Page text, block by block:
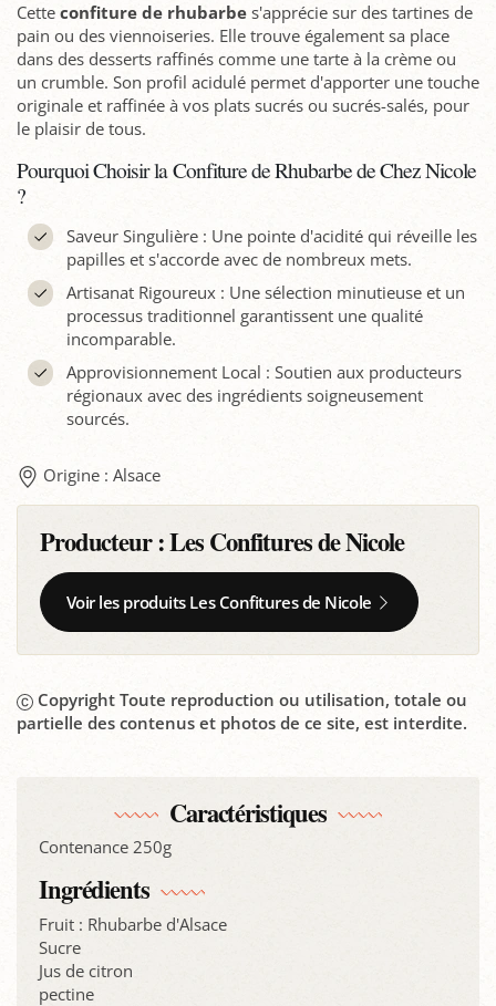
Cette confiture de rhubarbe s'apprécie sur des tartines de
pain ou des viennoiseries. Elle trouve également sa place
dans des desserts raffinés comme une tarte à la crème ou
un crumble. Son profil acidulé permet d'apporter une touche
originale et raffinée à vos plats sucrés ou sucrés-salés, pour
le plaisir de tous.
Pourquoi Choisir la Confiture de Rhubarbe de Chez Nicole
?
Saveur Singulière : Une pointe d'acidité qui réveille les
papilles et s'accorde avec de nombreux mets.
Artisanat Rigoureux : Une sélection minutieuse et un
processus traditionnel garantissent une qualité
incomparable.
Approvisionnement Local : Soutien aux producteurs
régionaux avec des ingrédients soigneusement
sourcés.
Origine : Alsace
Producteur :Les Confitures de Nicole
Voir les produits Les Confitures de Nicole
Copyright Toute reproduction ou utilisation, totale ou
partielle des contenus et photos de ce site, est interdite.
Caractéristiques
Contenance 250g
Ingrédients
Fruit : Rhubarbe d'Alsace
Sucre
Jus de citron
pectine